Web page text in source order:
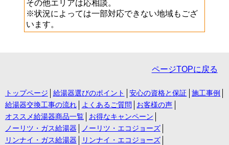
その他エリアは応相談。
※状況によっては一部対応できない地域もござ
います。
ページTOPに戻る
トップページ 給湯器選びのポイント 安心の資格と保証
施工事例
給湯器交換工事の流れ
よくあるご質問
お客様の声
オススメ給湯器商品一覧
お得なキャンペーン
ノーリツ・ガス給湯器
ノーリツ・エコジョーズ
リンナイ・ガス給湯器
リンナイ・エコジョーズ